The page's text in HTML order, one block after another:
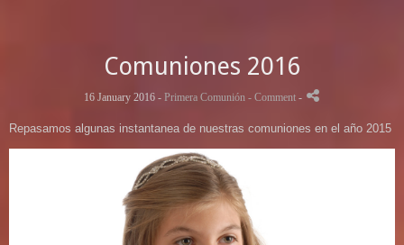
Comuniones 2016
16 January 2016 - Primera Comunión - Comment -
Repasamos algunas instantanea de nuestras comuniones en el año 2015